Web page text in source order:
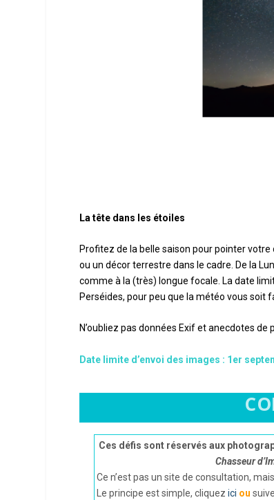
La tête dans les étoiles
Profitez de la belle saison pour pointer
ou un décor terrestre dans le cadre. De la
comme à la (très) longue focale. La date
Perséides, pour peu que la météo vous soit
N’oubliez pas données Exif et anecdotes
Date limite d’envoi des images : 1er
Ces défis sont réservés aux
Chasseur
Ce n’est pas un site de consultation,
Le principe est simple, cliquez ici ou